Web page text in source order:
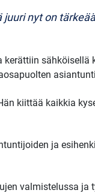
nyt on
sähköisellä
kiittää kaikkia
ja
valmistelussa ja